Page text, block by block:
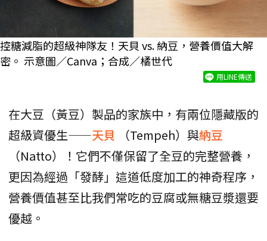
控糖減脂的超級神隊友！天貝 vs. 納豆，營養價值大解
密。 示意圖／Canva；合成／橘世代
用LINE傳送
在大豆（黃豆）製品的家族中，有兩位隱藏版的
超級資優生——天貝 （Tempeh）與納豆
（Natto）！它們不僅保留了全豆的完整營養，
更因為經過「發酵」這道低度加工的神奇程序，
營養價值甚至比我們常吃的豆腐或無糖豆漿還要
優越。